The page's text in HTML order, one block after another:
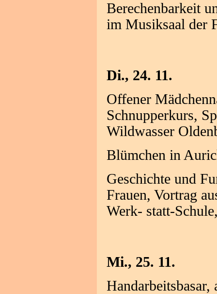
Berechenbarkeit
im Musiksaal der
Di., 24. 11.
Offener
Schnupperkurs,
Wildwasser
Blümchen in
Geschichte und
Frauen, Vortrag
Werk- statt-
Mi., 25. 11.